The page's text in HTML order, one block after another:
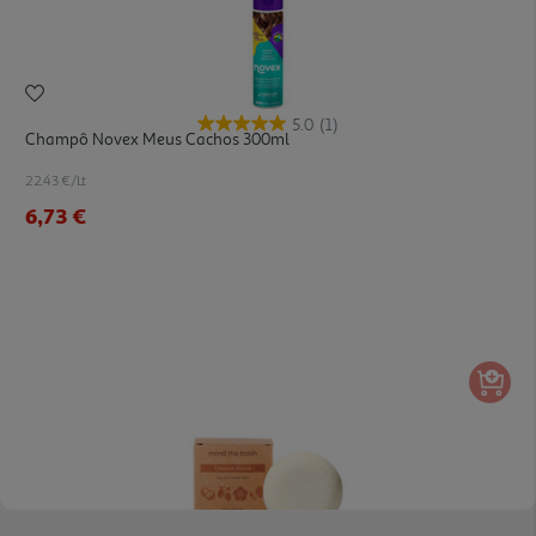
5.0 (1)
Champô Novex Meus Cachos 300ml
22.43 €/Lt
6,73 €